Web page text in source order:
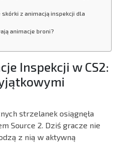
skórki z animacją inspekcji dla
animacje broni?
Inspekcji w CS2:
strzelanek osiągnęła
Source 2. Dziś gracze nie
z nią w aktywną